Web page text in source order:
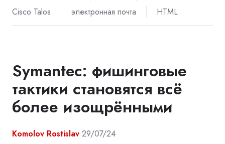
Cisco Talos
электронная почта HTML
Symantec: фишинговые
тактики становятся всё
более изощрёнными
Komolov Rostislav 29/07/24